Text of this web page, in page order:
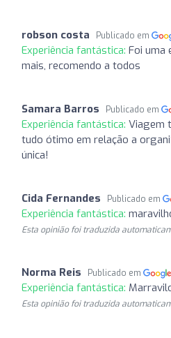
robson costa Publicado em
Experiência fantástica: Foi uma
mais, recomendo a todos
Samara Barros Publicado em
Experiência fantástica: Viagem
tudo ótimo em relação a
única!
Cida Fernandes Publicado em
Experiência fantástica:
Esta opinião foi traduzida
Norma Reis Publicado em
Experiência fantástica:
Esta opinião foi traduzida